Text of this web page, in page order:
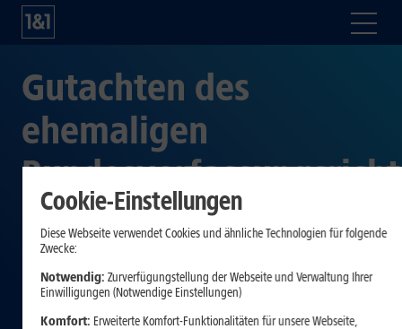
Gutachten des
ehemaligen
Prof. Di Fabio zeigt:
Frequenzverlängerung
ohne
Cookie-Einstellungen
Diese Webseite verwendet Cookies und ähnliche Technologien für folgende
Zwecke:
Notwendig: Zurverfügungstellung der Webseite und Verwaltung Ihrer
Einwilligungen (Notwendige Einstellungen)
Komfort: Erweiterte Komfort-Funktionalitäten für unsere Webseite,